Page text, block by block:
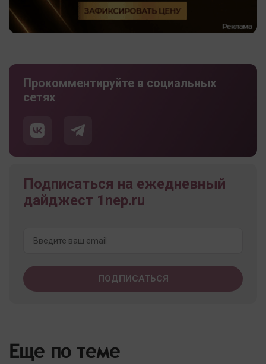
Прокомментируйте в социальных
сетях
Подписаться на ежедневный
дайджест 1nep.ru
Еще по теме